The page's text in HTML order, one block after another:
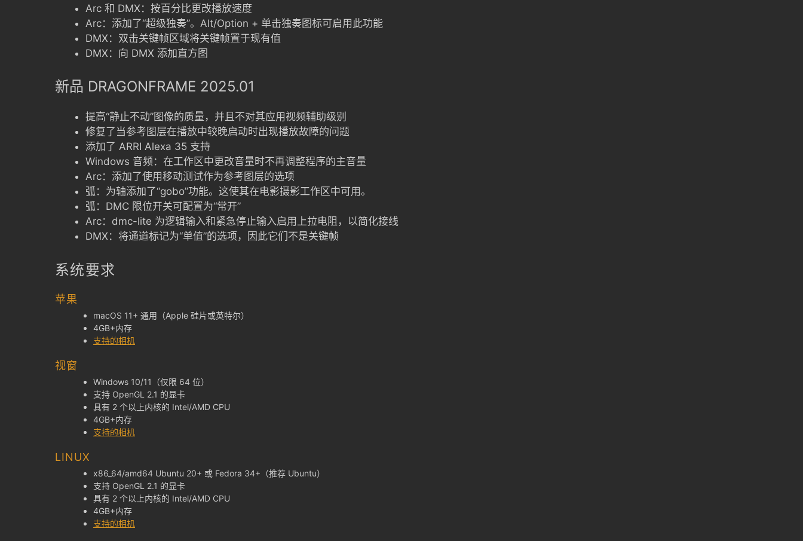
Arc 和 DMX：按百分比更改播放速度
Arc：添加了“超级独奏”。Alt/Option + 单击独奏图标可启用此功能
DMX：双击关键帧区域将关键帧置于现有值
DMX：向 DMX 添加直方图
新品 DRAGONFRAME 2025.01
提高“静止不动”图像的质量，并且不对其应用视频辅助级别
修复了当参考图层在播放中较晚启动时出现播放故障的问题
添加了 ARRI Alexa 35 支持
Windows 音频：在工作区中更改音量时不再调整程序的主音量
Arc：添加了使用移动测试作为参考图层的选项
弧：为轴添加了“gobo”功能。这使其在电影摄影工作区中可用。
弧：DMC 限位开关可配置为“常开”
Arc：dmc-lite 为逻辑输入和紧急停止输入启用上拉电阻，以简化接线
DMX：将通道标记为“单值”的选项，因此它们不是关键帧
系统要求
苹果
macOS 11+ 通用（Apple 硅片或英特尔）
4GB+内存
支持的相机
视窗
Windows 10/11（仅限 64 位）
支持 OpenGL 2.1 的显卡
具有 2 个以上内核的 Intel/AMD CPU
4GB+内存
支持的相机
LINUX
x86_64/amd64 Ubuntu 20+ 或 Fedora 34+（推荐 Ubuntu）
支持 OpenGL 2.1 的显卡
具有 2 个以上内核的 Intel/AMD CPU
4GB+内存
支持的相机